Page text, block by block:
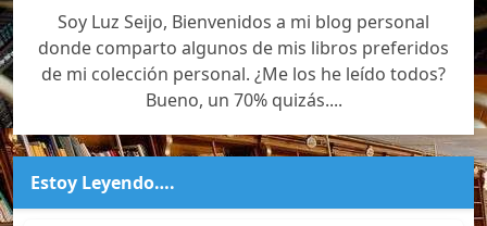
Soy Luz Seijo, Bienvenidos a mi blog personal
donde comparto algunos de mis libros preferidos
de mi colección personal. ¿Me los he leído todos?
Bueno, un 70% quizás....
Estoy Leyendo….